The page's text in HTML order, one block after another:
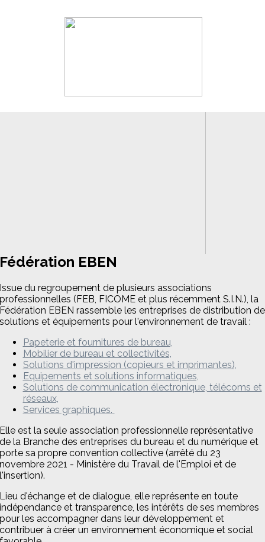
EBEN
du regroupement de plusieurs associations
(FEB, FICOME et plus récemment S.I.N.), la
EBEN rassemble les entreprises de distribution de
et équipements pour l'environnement de travail :
Papeterie et fournitures de bureau,
Mobilier de bureau et collectivités,
Solutions d'impression (copieurs et imprimantes),
Equipements et solutions informatiques,
Solutions de communication électronique, télécoms et
réseaux,
Services graphiques.
est la seule association professionnelle représentative
la Branche des entreprises du bureau et du numérique et
sa propre convention collective (arrêté du 23
2021 - Ministère du Travail de l'Emploi et de
d'échange et de dialogue, elle représente en toute
et transparence, les intérêts de ses membres
les accompagner dans leur développement et
à créer un environnement économique et social